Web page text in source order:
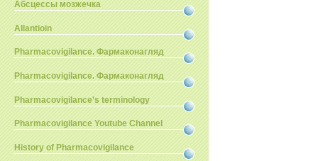
Абсцессы мозжечка
Allantioin
Pharmacovigilance. Фармаконагляд
Pharmacovigilance. Фармаконагляд
Pharmacovigilance's terminology
Pharmacovigilance Youtube Channel
History of Pharmacovigilance